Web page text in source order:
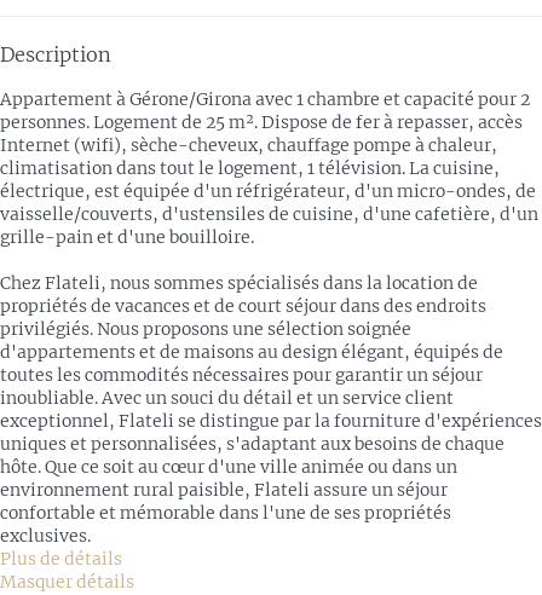
Description
Appartement à Gérone/Girona avec 1 chambre et capacité pour 2
personnes. Logement de 25 m². Dispose de fer à repasser, accès
Internet (wifi), sèche-cheveux, chauffage pompe à chaleur,
climatisation dans tout le logement, 1 télévision. La cuisine,
électrique, est équipée d'un réfrigérateur, d'un micro-ondes, de
vaisselle/couverts, d'ustensiles de cuisine, d'une cafetière, d'un
grille-pain et d'une bouilloire.
Chez Flateli, nous sommes spécialisés dans la location de
propriétés de vacances et de court séjour dans des endroits
privilégiés. Nous proposons une sélection soignée
d'appartements et de maisons au design élégant, équipés de
toutes les commodités nécessaires pour garantir un séjour
inoubliable. Avec un souci du détail et un service client
exceptionnel, Flateli se distingue par la fourniture d'expériences
uniques et personnalisées, s'adaptant aux besoins de chaque
hôte. Que ce soit au cœur d'une ville animée ou dans un
environnement rural paisible, Flateli assure un séjour
confortable et mémorable dans l'une de ses propriétés
exclusives.
Plus de détails
Masquer détails